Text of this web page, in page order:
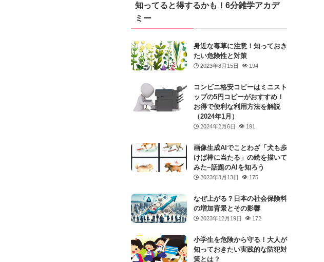
ー知ってると得するかも！6分雑学アカデ
ミー
身近な毒草に注意！知っておき
たい危険性と対策
2023年8月15日 194
コンビニ格安コピーはミニスト
ップの5円コピーがおすすめ！
お得で便利な利用方法を解説
（2024年1月）
2024年2月6日 191
画像生成AIでことわざ「犬も歩
けば棒に当たる」の絵を描いて
みた−話題のAIを知ろう
2023年8月13日 175
なぜ上がる？日本の社会保険料
の増加背景とその影響
2023年12月19日 172
小学生を危険から守る！大人が
知っておきたい実践的な防犯対
策とは？